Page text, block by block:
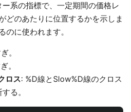
系の指標で、一定期間の価格レ
どのあたりに位置するかを示しま
のに使われます。
。
。
ロス: %D線とSlow%D線のクロス
る。